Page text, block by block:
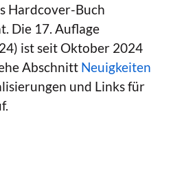
Hardcover-Buch
Die 17. Auflage
ist seit Oktober 2024
Abschnitt Neuigkeiten
und Links für